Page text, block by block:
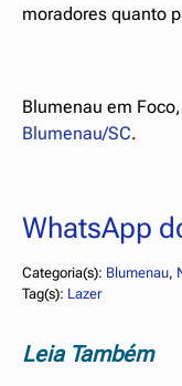
moradores quanto
Blumenau em
Blumenau/SC.
WhatsApp
Categoria(s): Blumenau,
Tag(s): Lazer
Leia Também